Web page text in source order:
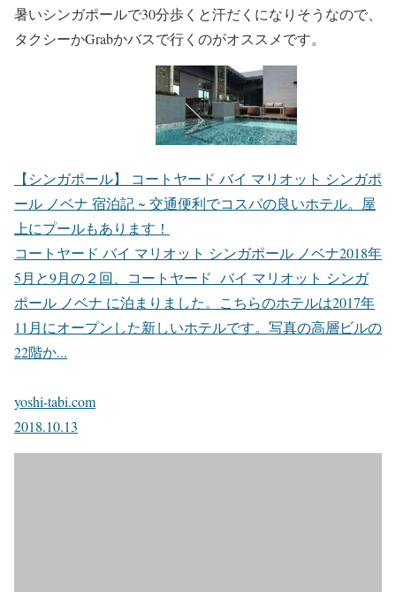
暑いシンガポールで30分歩くと汗だくになりそうなので、
タクシーかGrabかバスで行くのがオススメです。
【シンガポール】 コートヤード バイ マリオット シンガポ
ール ノベナ 宿泊記 ~ 交通便利でコスパの良いホテル。屋
上にプールもあります！
コートヤード バイ マリオット シンガポール ノベナ2018年
5月と9月の２回、コートヤード バイ マリオット シンガ
ポール ノベナ に泊まりました。こちらのホテルは2017年
11月にオープンした新しいホテルです。写真の高層ビルの
22階か...
yoshi-tabi.com
2018.10.13